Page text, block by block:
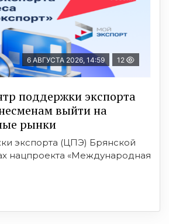
6 АВГУСТА 2026, 14:59 12
поддержки экспорта
выйти на
рынки
экспорта (ЦПЭ) Брянской
нацпроекта «Международная